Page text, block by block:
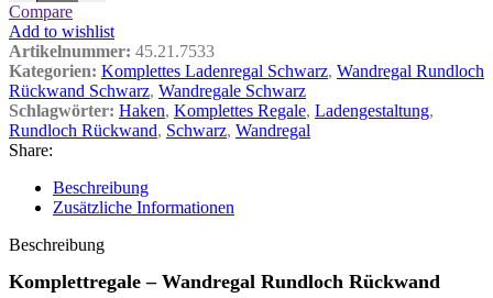
Compare
Add to wishlist
Artikelnummer: 45.21.7533
Kategorien: Komplettes Ladenregal Schwarz, Wandregal Rundloch
Rückwand Schwarz, Wandregale Schwarz
Schlagwörter: Haken, Komplettes Regale, Ladengestaltung,
Rundloch Rückwand, Schwarz, Wandregal
Share:
Beschreibung
Zusätzliche Informationen
Beschreibung
Komplettregale – Wandregal Rundloch Rückwand